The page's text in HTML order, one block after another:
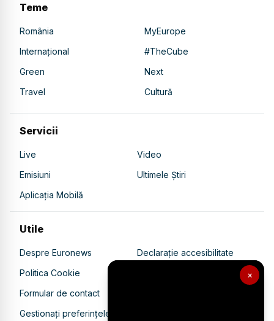
×
Teme
România
MyEurope
Internațional
#TheCube
Green
Next
Travel
Cultură
Servicii
Live
Video
Emisiuni
Ultimele Știri
Aplicația Mobilă
Utile
Despre Euronews
Declarație accesibilitate
Politica Cookie
Politica de confidențialitate
Formular de contact
Gestionați preferințele